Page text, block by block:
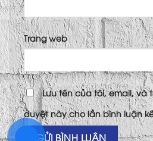
Trang web
Lưu tên của tôi, email, và
duyệt này cho lần bình luận